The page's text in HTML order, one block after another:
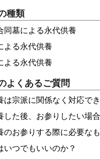
種類
同墓による永代供養
よる永代供養
よる永代供養
よくあるご質問
は宗派に関係なく対応で
した後、お参りしたい場
のお参りする際に必要な
いつでもいいのか？